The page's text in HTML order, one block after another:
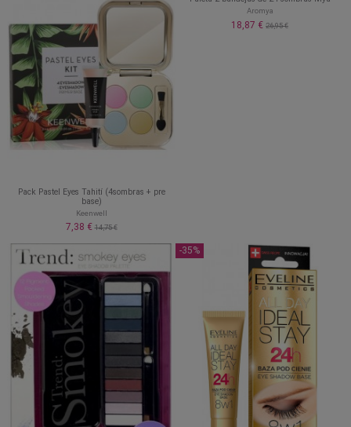
Pack Pastel Eyes Tahití (4sombras + pre
base)
Keenwell
7,38 €14,75 €
Aromya
18,87 € 26,95 €
-35%